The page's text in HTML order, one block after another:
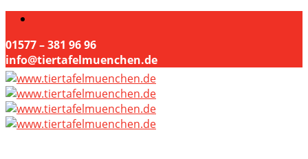
01577 – 381 96 96
info@tiertafelmuenchen.de